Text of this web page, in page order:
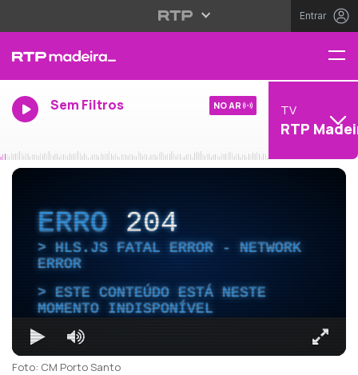
Entrar
Sem Filtros NO AR TV
RTP
ERRO204
HLS.JS FATAL ERROR - NETWORK
ERROR
ESTE CONTEÚDO ESTÁ NESTE
MOMENTO INDISPONÍVEL
Foto: CM Porto Santo